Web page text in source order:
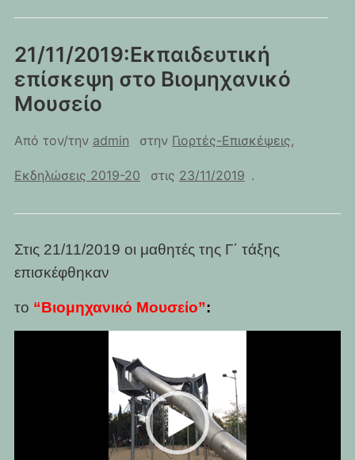
21/11/2019:Εκπαιδευτική
επίσκεψη στο Βιομηχανικό
Μουσείο
Από τον/την admin στην Γιορτές-Επισκέψεις,
Εκδηλώσεις 2019-20 στις 23/11/2019 .
Στις 21/11/2019 οι μαθητές της Γ΄ τάξης
επισκέφθηκαν
το “Βιομηχανικό Μουσείο”: